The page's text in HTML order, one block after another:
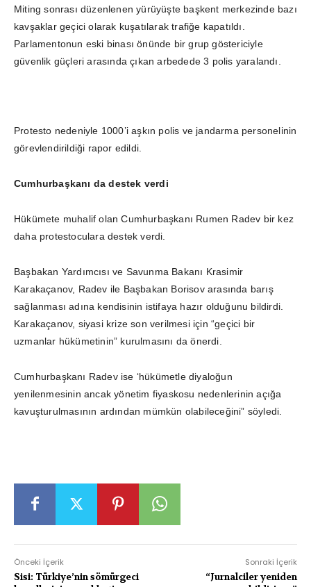
Miting sonrası düzenlenen yürüyüşte başkent merkezinde bazı
kavşaklar geçici olarak kuşatılarak trafiğe kapatıldı.
Parlamentonun eski binası önünde bir grup göstericiyle
güvenlik güçleri arasında çıkan arbedede 3 polis yaralandı.
Protesto nedeniyle 1000’i aşkın polis ve jandarma personelinin
görevlendirildiği rapor edildi.
Cumhurbaşkanı da destek verdi
Hükümete muhalif olan Cumhurbaşkanı Rumen Radev bir kez
daha protestoculara destek verdi.
Başbakan Yardımcısı ve Savunma Bakanı Krasimir
Karakaçanov, Radev ile Başbakan Borisov arasında barış
sağlanması adına kendisinin istifaya hazır olduğunu bildirdi.
Karakaçanov, siyasi krize son verilmesi için “geçici bir
uzmanlar hükümetinin” kurulmasını da önerdi.
Cumhurbaşkanı Radev ise ‘hükümetle diyaloğun
yenilenmesinin ancak yönetim fiyaskosu nedenlerinin açığa
kavuşturulmasının ardından mümkün olabileceğini” söyledi.
Önceki İçerik
Sisi: Türkiye’nin sömürgeci
Sonraki İçerik
“Jurnalciler yeniden